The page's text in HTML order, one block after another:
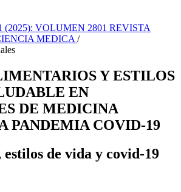
(2025): VOLUMEN 2801 REVISTA
MEDICA /
Y ESTILOS
EN
DE MEDICINA
PANDEMIA COVID-19
de vida y covid-19